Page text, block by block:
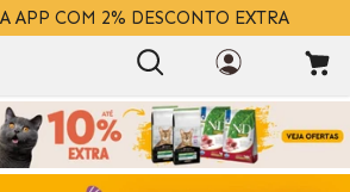
A APP COM 2% DESCONTO EXTRA